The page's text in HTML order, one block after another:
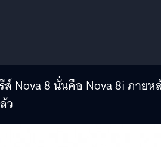
Nova 8 นั่นคือ Nova 8i ภายห
ว